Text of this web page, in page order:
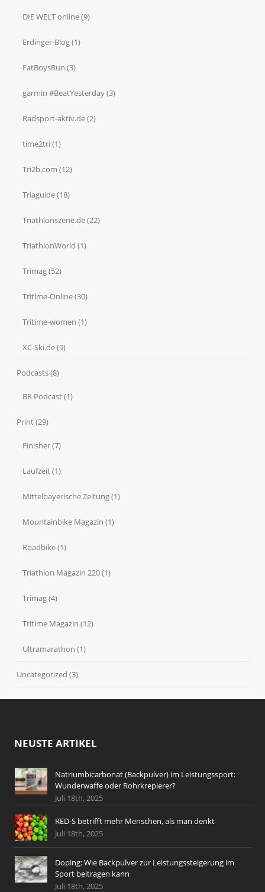
DIE WELT online(9)
Erdinger-Blog(1)
FatBoysRun (3)
garmin #BeatYesterday(3)
Radsport-aktiv.de(2)
time2tri (1)
Tri2b.com (12)
Triaguide(18)
Triathlonszene.de(22)
TriathlonWorld (1)
Trimag(52)
Tritime-Online(30)
Tritime-women (1)
XC-Ski.de(9)
Podcasts(8)
BR Podcast(1)
Print(29)
Finisher(7)
Laufzeit(1)
Mittelbayerische Zeitung(1)
Mountainbike Magazin (1)
Roadbike(1)
Triathlon Magazin 220(1)
Trimag(4)
Tritime Magazin (12)
Ultramarathon (1)
Uncategorized (3)
NEUSTE ARTIKEL
Natriumbicarbonat (Backpulver) im Leistungssport:
Wunderwaffe oder Rohrkrepierer?
Juli 18th, 2025
RED-S betrifft mehr Menschen, als man denkt
Juli 18th, 2025
Doping: Wie Backpulver zur Leistungssteigerung im
Sport beitragen kann
Juli 18th, 2025